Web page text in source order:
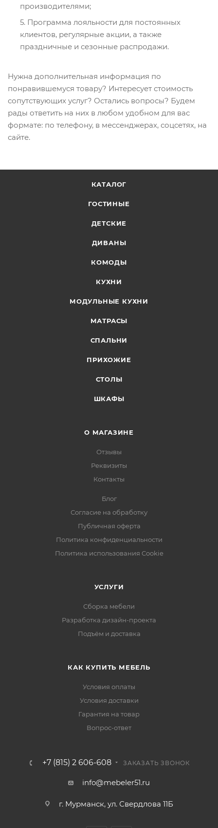
производителями;
Программа лояльности для постоянных
клиентов, регулярные акции, а также
праздничные и сезонные распродажи.
Нужна дополнительная информация по
понравившемуся товару? Интересует стоимость
сопутствующих услуг? Остались вопросы? Будем
рады ответить на них в любом удобном для вас
формате: по телефону, в мессенджерах, соцсетях, на
сайте.
КАТАЛОГ
ГОСТИНЫЕ
ДЕТСКИЕ
ДИВАНЫ
КОМОДЫ
КУХНИ
МОДУЛЬНЫЕ КУХНИ
МАТРАСЫ
СПАЛЬНИ
ПРИХОЖИЕ
СТОЛЫ
ШКАФЫ
О МАГАЗИНЕ
Отзывы
Реквизиты
Контакты
Блог
Согласие на обработку
Публичная оферта
Политика конфиденциальности
Политика использования Cookie
УСЛУГИ
Сборка мебели
Разработка дизайн-проекта
Подъём и доставка
КАК КУПИТЬ МЕБЕЛЬ
Условия оплаты
Условия доставки
Гарантия на товар
Вопрос-ответ
+7 (815) 2 606-608 ЗАКАЗАТЬ ЗВОНОК
info@mebeler51.ru
г. Мурманск, ул. Свердлова 11Б